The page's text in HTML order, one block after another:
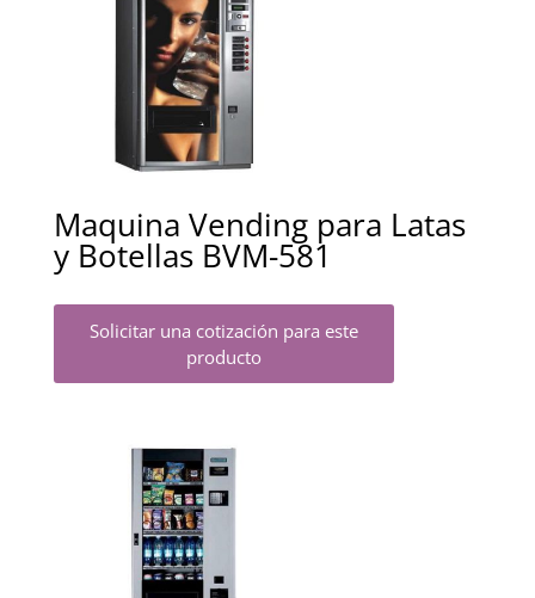
Maquina Vending para Latas
y Botellas BVM-581
Solicitar una cotización para este
producto